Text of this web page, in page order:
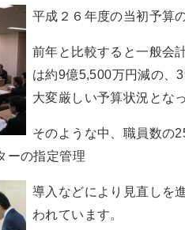
平成２６年度の当初予算
前年と比較すると一般会
は約9億5,500万円減の、
大変厳しい予算状況とな
そのような中、職員数の
ーの指定管理
導入などにより見直しを
われています。